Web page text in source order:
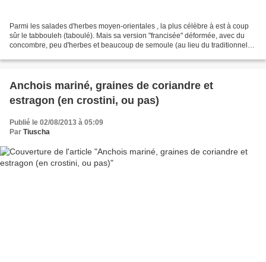
Parmi les salades d'herbes moyen-orientales , la plus célèbre à est à coup
sûr le tabbouleh (taboulé). Mais sa version "francisée" déformée, avec du
concombre, peu d'herbes et beaucoup de semoule (au lieu du traditionnel
Anchois mariné, graines de coriandre et
estragon (en crostini, ou pas)
Publié le 02/08/2013 à 05:09
Par Tiuscha